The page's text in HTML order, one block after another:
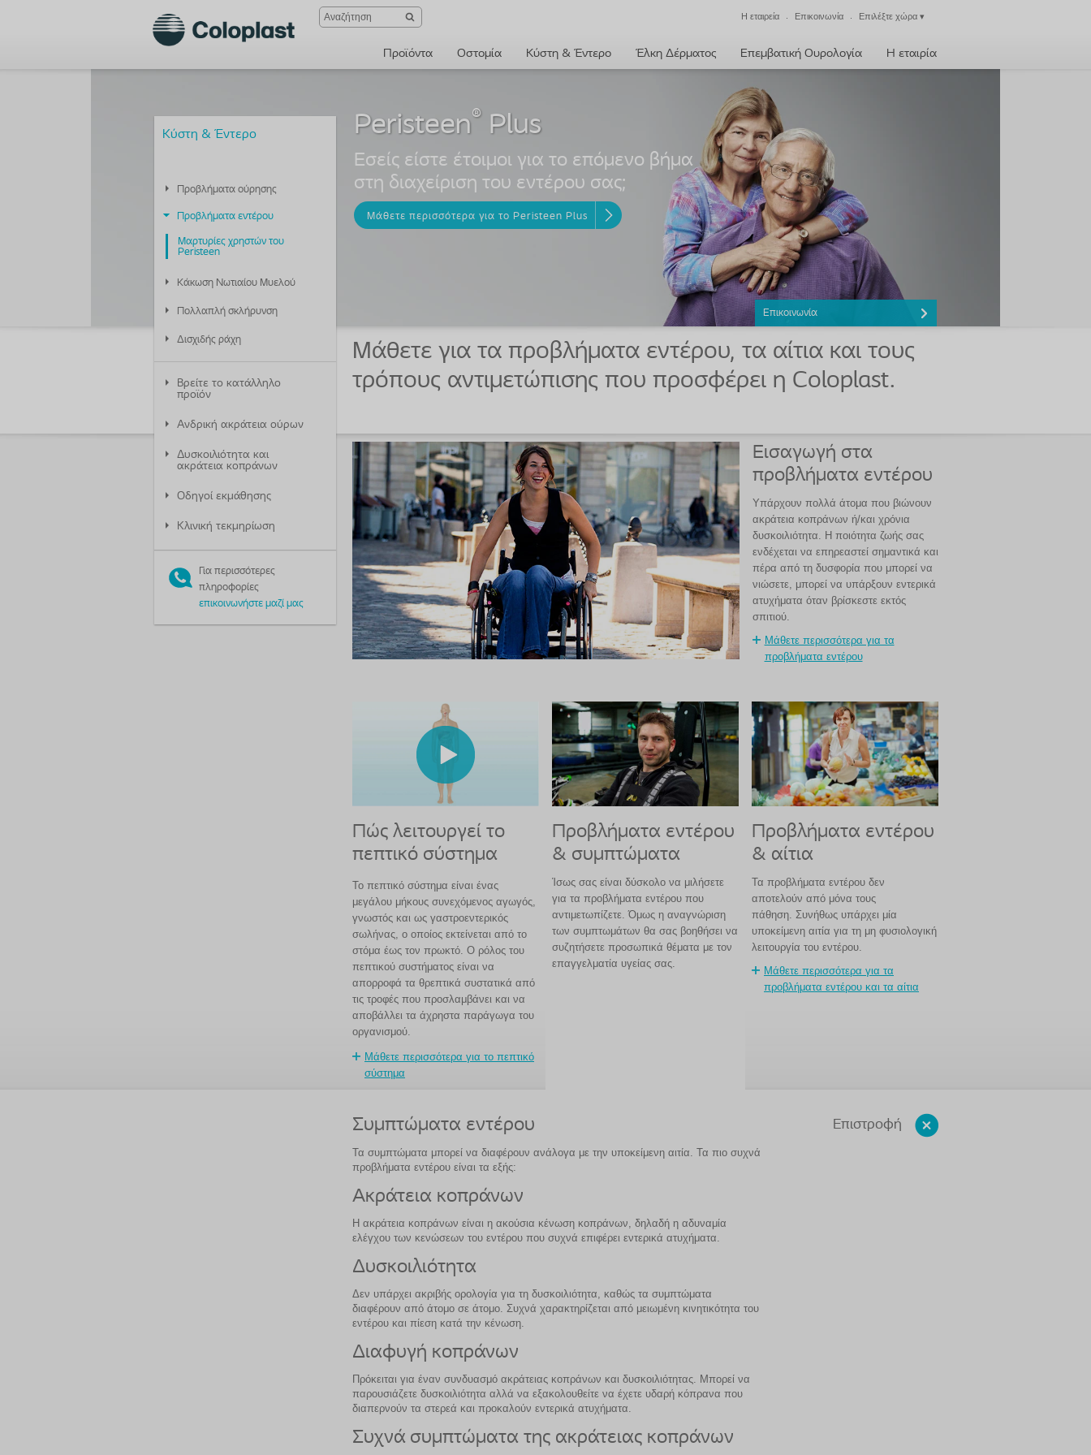
Έξοδος
Η εταιρεία Επικοινωνία Επιλέξτε χώρα ▾
Προϊόντα Οστομία Κύστη & Έντερο Έλκη Δέρματος Επεμβατική Ουρολογία Η εταιρία
Κύστη & Έντερο
Προβλήματα ούρησης
Προβλήματα εντέρου
Μαρτυρίες χρηστών του
Peristeen
Κάκωση Νωτιαίου Μυελού
Πολλαπλή σκλήρυνση
Δισχιδής ράχη
Βρείτε το κατάλληλο
προϊόν
Aνδρική ακράτεια ούρων
Δυσκοιλιότητα και
ακράτεια κοπράνων
Οδηγοί εκμάθησης
Κλινική τεκμηρίωση
Για περισσότερες
πληροφορίες
επικοινωνήστε μαζί μας
Peristeen® Plus
Εσείς είστε έτοιμοι για το επόμενο βήμα
στη διαχείριση του εντέρου σας;
Μάθετε περισσότερα για το Peristeen Plus
Επικοινωνία
Μάθετε για τα προβλήματα εντέρου, τα αίτια και τους
τρόπους αντιμετώπισης που προσφέρει η Coloplast.
Εισαγωγή στα
προβλήματα εντέρου
Υπάρχουν πολλά άτομα που βιώνουν
ακράτεια κοπράνων ή/και χρόνια
δυσκοιλιότητα. Η ποιότητα ζωής σας
ενδέχεται να επηρεαστεί σημαντικά και
πέρα από τη δυσφορία που μπορεί να
νιώσετε, μπορεί να υπάρξουν εντερικά
ατυχήματα όταν βρίσκεστε εκτός
σπιτιού.
Μάθετε περισσότερα για τα
προβλήματα εντέρου
Πώς λειτουργεί το
πεπτικό σύστημα
Το πεπτικό σύστημα είναι ένας
μεγάλου μήκους συνεχόμενος αγωγός,
γνωστός και ως γαστροεντερικός
σωλήνας, ο οποίος εκτείνεται από το
στόμα έως τον πρωκτό. Ο ρόλος του
πεπτικού συστήματος είναι να
απορροφά τα θρεπτικά συστατικά από
τις τροφές που προσλαμβάνει και να
αποβάλλει τα άχρηστα παράγωγα του
οργανισμού.
Μάθετε περισσότερα για το πεπτικό
σύστημα
Προβλήματα εντέρου
& συμπτώματα
Ίσως σας είναι δύσκολο να μιλήσετε
για τα προβλήματα εντέρου που
αντιμετωπίζετε. Όμως η αναγνώριση
των συμπτωμάτων θα σας βοηθήσει να
συζητήσετε προσωπικά θέματα με τον
επαγγελματία υγείας σας.
Προβλήματα εντέρου
& αίτια
Τα προβλήματα εντέρου δεν
αποτελούν από μόνα τους
πάθηση. Συνήθως υπάρχει μία
υποκείμενη αιτία για τη μη φυσιολογική
λειτουργία του εντέρου.
Μάθετε περισσότερα για τα
προβλήματα εντέρου και τα αίτια
Επιστροφή
Συμπτώματα εντέρου
Τα συμπτώματα μπορεί να διαφέρουν ανάλογα με την υποκείμενη αιτία. Τα πιο συχνά
προβλήματα εντέρου είναι τα εξής:
Ακράτεια κοπράνων
Η ακράτεια κοπράνων είναι η ακούσια κένωση κοπράνων, δηλαδή η αδυναμία
ελέγχου των κενώσεων του εντέρου που συχνά επιφέρει εντερικά ατυχήματα.
Δυσκοιλιότητα
Δεν υπάρχει ακριβής ορολογία για τη δυσκοιλιότητα, καθώς τα συμπτώματα
διαφέρουν από άτομο σε άτομο. Συχνά χαρακτηρίζεται από μειωμένη κινητικότητα του
εντέρου και πίεση κατά την κένωση.
Διαφυγή κοπράνων
Πρόκειται για έναν συνδυασμό ακράτειας κοπράνων και δυσκοιλιότητας. Μπορεί να
παρουσιάζετε δυσκοιλιότητα αλλά να εξακολουθείτε να έχετε υδαρή κόπρανα που
διαπερνούν τα στερεά και προκαλούν εντερικά ατυχήματα.
Συχνά συμπτώματα της ακράτειας κοπράνων